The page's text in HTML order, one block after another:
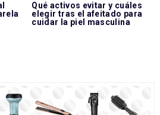
Qué activos evitar y cuáles
elegir tras el afeitado para
cuidar la piel masculina